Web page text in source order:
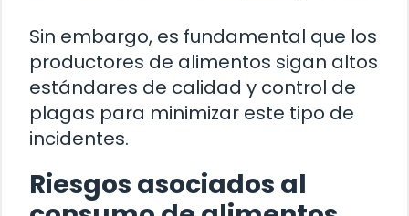
Sin embargo, es fundamental que los
productores de alimentos sigan altos
estándares de calidad y control de
plagas para minimizar este tipo de
incidentes.
Riesgos asociados al